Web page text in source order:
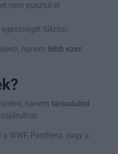
nem pusztul el
tükrözi.
hanem több ezer
hanem társadalmi
a WWF, Panthera, vagy a